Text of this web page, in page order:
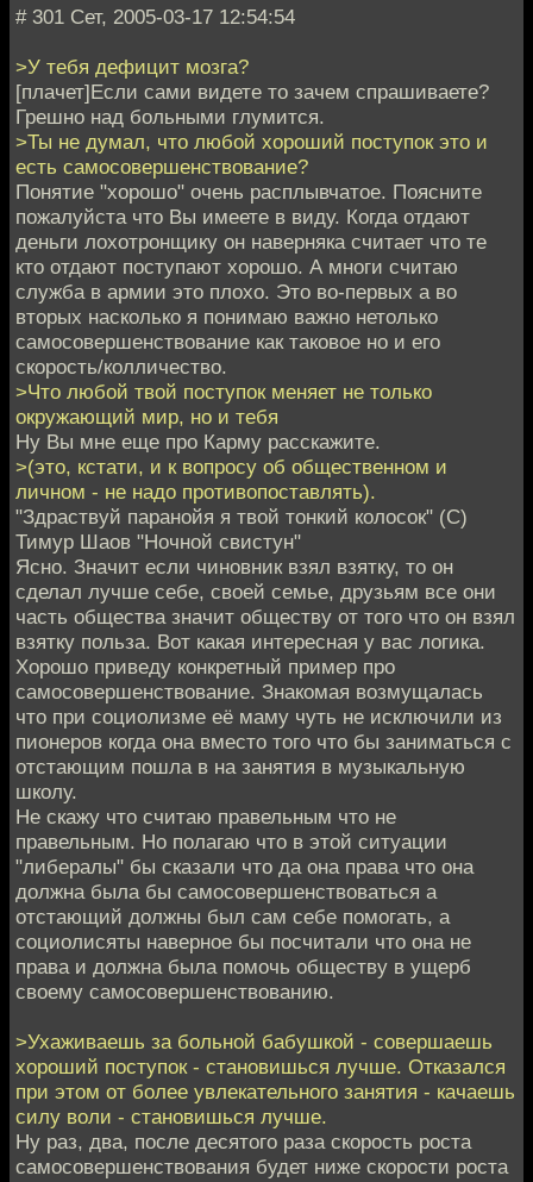
# 301 Сет, 2005-03-17 12:54:54
>У тебя дефицит мозга?
[плачет]Если сами видете то зачем спрашиваете?
Грешно над больными глумится.
>Ты не думал, что любой хороший поступок это и
есть самосовершенствование?
Понятие "хорошо" очень расплывчатое. Поясните
пожалуйста что Вы имеете в виду. Когда отдают
деньги лохотронщику он наверняка считает что те
кто отдают поступают хорошо. А многи считаю
служба в армии это плохо. Это во-первых а во
вторых насколько я понимаю важно нетолько
самосовершенствование как таковое но и его
скорость/колличество.
>Что любой твой поступок меняет не только
окружающий мир, но и тебя
Ну Вы мне еще про Карму расскажите.
>(это, кстати, и к вопросу об общественном и
личном - не надо противопоставлять).
"Здраствуй паранойя я твой тонкий колосок" (С)
Тимур Шаов "Ночной свистун"
Ясно. Значит если чиновник взял взятку, то он
сделал лучше себе, своей семье, друзьям все они
часть общества значит обществу от того что он взял
взятку польза. Вот какая интересная у вас логика.
Хорошо приведу конкретный пример про
самосовершенствование. Знакомая возмущалась
что при социолизме её маму чуть не исключили из
пионеров когда она вместо того что бы заниматься с
отстающим пошла в на занятия в музыкальную
школу.
Не скажу что считаю правельным что не
правельным. Но полагаю что в этой ситуации
"либералы" бы сказали что да она права что она
должна была бы самосовершенствоваться а
отстающий должны был сам себе помогать, а
социолисяты наверное бы посчитали что она не
права и должна была помочь обществу в ущерб
своему самосовершенствованию.
>Ухаживаешь за больной бабушкой - совершаешь
хороший поступок - становишься лучше. Отказался
при этом от более увлекательного занятия - качаешь
силу воли - становишься лучше.
Ну раз, два, после десятого раза скорость роста
самосовершенствования будет ниже скорости роста